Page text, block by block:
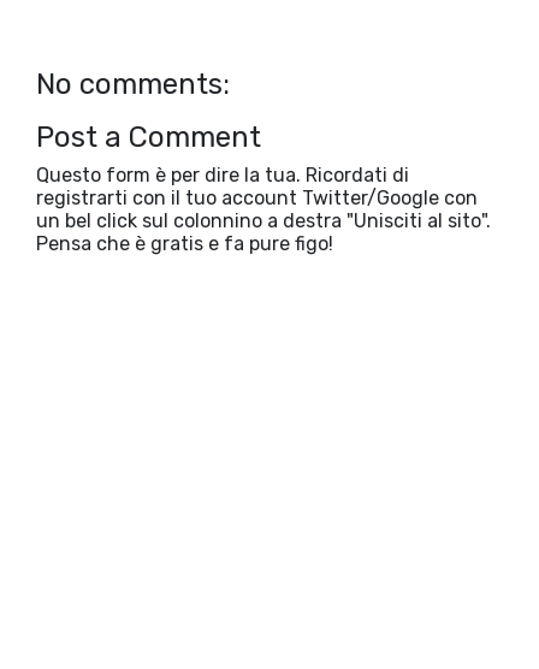
No comments:
Post a Comment
Questo form è per dire la tua. Ricordati di
registrarti con il tuo account Twitter/Google con
un bel click sul colonnino a destra "Unisciti al sito".
Pensa che è gratis e fa pure figo!